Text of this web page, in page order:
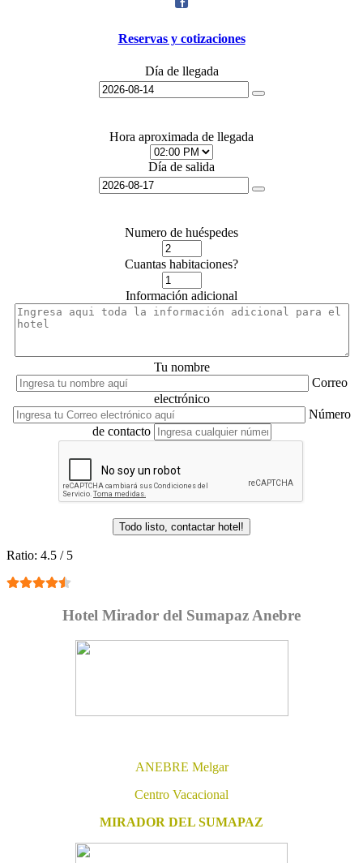
Reservas y cotizaciones
Día de llegada
Hora aproximada de llegada
Día de salida
Numero de huéspedes
Cuantas habitaciones?
Información adicional
Tu nombre
Correo
electrónico
Número
de contacto
Ratio: 4.5 / 5
Hotel Mirador del Sumapaz Anebre
ANEBRE Melgar
Centro Vacacional
MIRADOR DEL SUMAPAZ